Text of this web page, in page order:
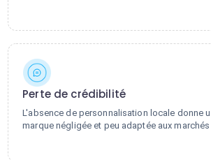
Perte de crédibilité
L'absence de personnalisation locale donne
marque négligée et peu adaptée aux